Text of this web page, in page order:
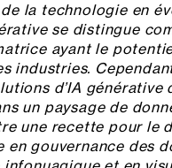
la technologie en
se distingue
ayant le
industries.
d’IA générative
un paysage de
une recette pour le
en gouvernance des